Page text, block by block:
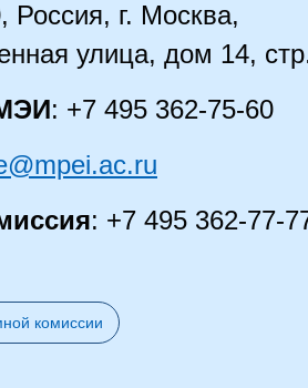
Россия, г. Москва,
улица, дом 14,
: +7 495 362-75-60
: +7 495 362-77-
комиссии